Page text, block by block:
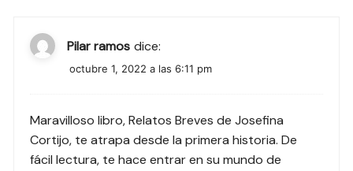
Pilar ramos dice:
octubre 1, 2022 a las 6:11 pm
Maravilloso libro, Relatos Breves de Josefina
Cortijo, te atrapa desde la primera historia. De
fácil lectura, te hace entrar en su mundo de